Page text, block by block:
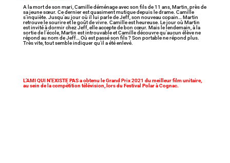
A la mort de son mari, Camille déménage avec son fils de 11 ans, Martin, près de
sa jeune sœur. Ce dernier est quasiment mutique depuis le drame. Camille
s’inquiète. Jusqu’au jour où il lui parle de Jeff, son nouveau copain… Martin
retrouve le sourire et le goût de vivre. Camille est heureuse. Le jour où Martin
est invité à dormir chez Jeff, elle accepte de bon cœur. Mais le lendemain, à la
sortie de l’école, Martin est introuvable et Camille découvre qu’aucun élève ne
répond au nom de Jeff… Où est passé son fils ? Son portable ne répond plus.
Très vite, tout semble indiquer qu’il a été enlevé.
L’AMI QUI N’EXISTE PAS a obtenu le Grand Prix 2021 du meilleur film unitaire,
au sein de la compétition télévision, lors du Festival Polar à Cognac.